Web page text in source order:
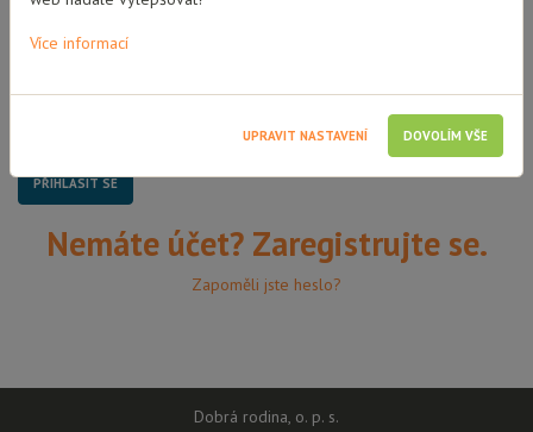
Heslo
Nemáte účet? Zaregistrujte se.
Zapoměli jste heslo?
Dobrá rodina, o. p. s.
Více informací
UPRAVIT NASTAVENÍ DOVOLÍM VŠE